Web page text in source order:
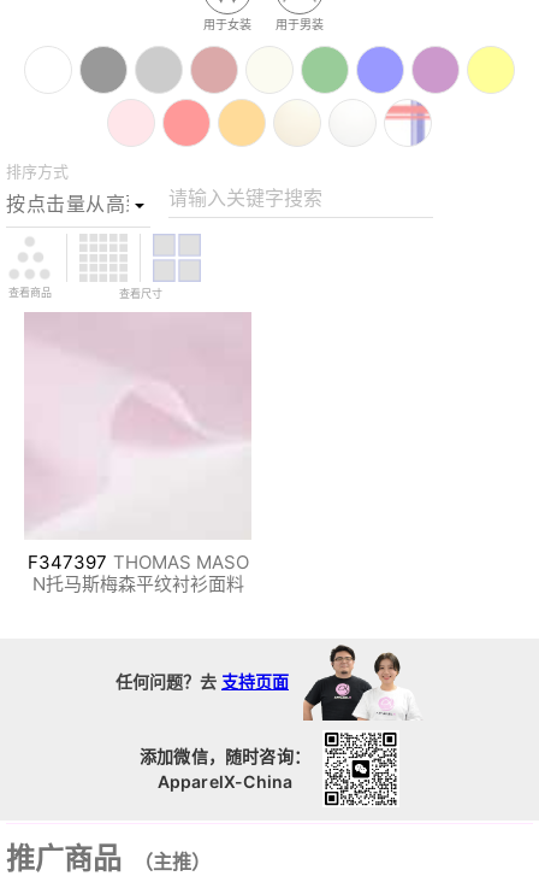
用于女装 用于男装
排序方式
请输入关键字搜索
查看商品 查看尺寸
F347397 THOMAS MASO
N托马斯梅森平纹衬衫面料
任何问题？去 支持页面
添加微信，随时咨询：
ApparelX-China
推广商品 （主推）